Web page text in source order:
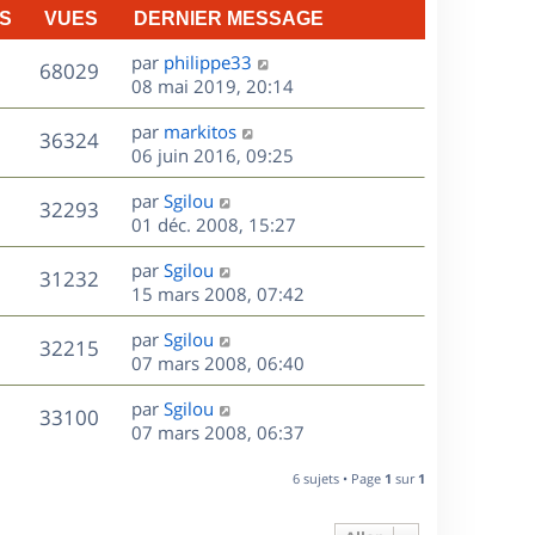
VUES DERNIER MESSAGE
68029V
u
s
D
e
r
n
i
e
r
m
e
s
s
a
g
e
par philippe33
08 mai 2019, 20:14
36324V
u
e
s
D
e
r
n
i
e
r
m
e
s
s
a
g
e
par markitos
06 juin 2016, 09:25
32293V
u
e
D
e
r
n
i
e
r
m
e
s
s
par Sgilou
01 déc. 2008, 15:27
31232V
u
s
D
e
r
n
i
e
r
m
par Sgilou
15 mars 2008, 07:42
32215V
u
D
e
r
n
i
par Sgilou
07 mars 2008, 06:40
33100V
D
e
par Sgilou
07 mars 2008, 06:37
6 sujets • Page 1 sur 1